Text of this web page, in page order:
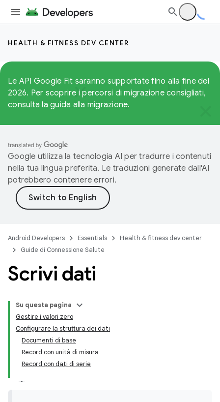
HEALTH & FITNESS DEV CENTER
Le API Google Fit saranno supportate fino alla fine del
2026. Per scoprire i percorsi di migrazione consigliati,
consulta la guida alla migrazione.
Google utilizza la tecnologia AI per tradurre i contenuti
nella tua lingua preferita. Le traduzioni generate dall'AI
potrebbero contenere errori.
Android Developers Essentials
Health & fitness dev center
Guide di Connessione Salute
Scrivi dati
Su questa pagina
Gestire i valori zero
Configurare la struttura dei dati
Documenti di base
Record con unità di misura
Record con dati di serie